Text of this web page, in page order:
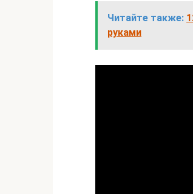
Читайте также:
руками